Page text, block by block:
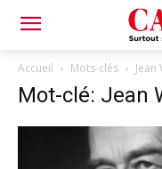
Accueil Mots-clés Jean
Mot-clé: Jean